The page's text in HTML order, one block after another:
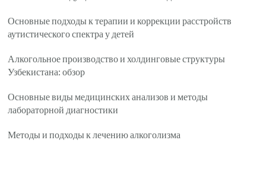
Основные подходы к терапии и коррекции расстройств
аутистического спектра у детей
Алкогольное производство и холдинговые структуры
Узбекистана: обзор
Основные виды медицинских анализов и методы
лабораторной диагностики
Методы и подходы к лечению алкоголизма